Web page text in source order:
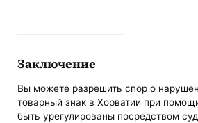
Заключение
Вы можете разрешить спор о
товарный знак в Хорватии при
быть урегулированы посредством